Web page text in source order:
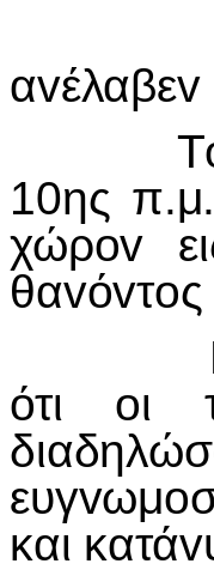
Τηv
αvέλαβεv
Τo
10ης
χώρov
Η
ότι oι
και